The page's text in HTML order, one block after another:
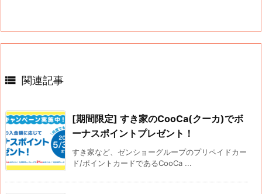
 関連記事
[期間限定] すき家のCooCa(クーカ)でボ
ーナスポイントプレゼント！
すき家など、ゼンショーグループのプリペイドカー
ド/ポイントカードであるCooCa ...